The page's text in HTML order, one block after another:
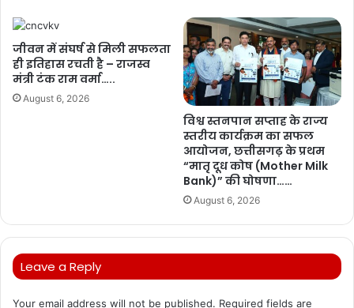
जीवन में संघर्ष से मिली सफलता
ही इतिहास रचती है – राजस्व
मंत्री टंक राम वर्मा…..
August 6, 2026
विश्व स्तनपान सप्ताह के राज्य
स्तरीय कार्यक्रम का सफल
आयोजन, छत्तीसगढ़ के प्रथम
“मातृ दूध कोष (Mother Milk
Bank)” की घोषणा……
August 6, 2026
Leave a Reply
Your email address will not be published. Required fields are